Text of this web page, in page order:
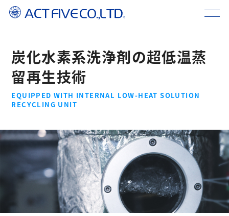
炭化水素系洗浄剤の超低温蒸
留再生技術
EQUIPPED WITH INTERNAL LOW-HEAT SOLUTION
RECYCLING UNIT